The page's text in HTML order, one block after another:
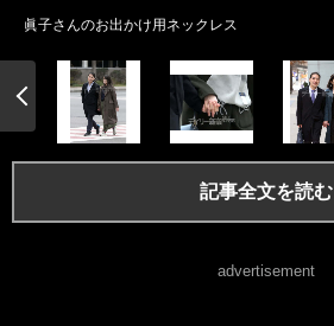
眞子さんのお出かけ用ネックレス
記事全文を読む
advertisement